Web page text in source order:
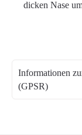
dicken Nase
Informationen
(GPSR)